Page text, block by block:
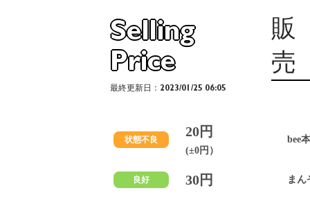
Selling
Price
販
売
最終更新日：2023/01/25 06:05
状態不良
20円
(±0円）
bee
良好 30円 まん